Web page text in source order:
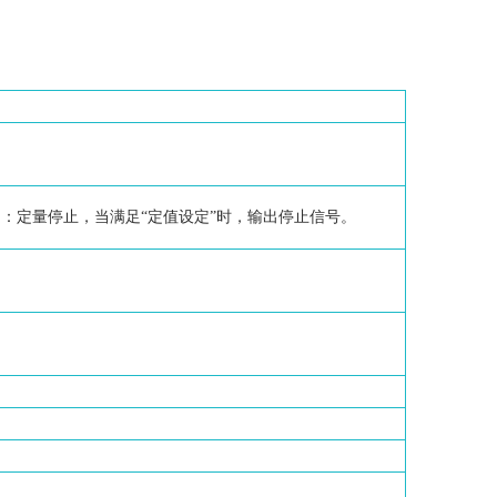
量停止，当满足“定值设定”时，输出停止信号。